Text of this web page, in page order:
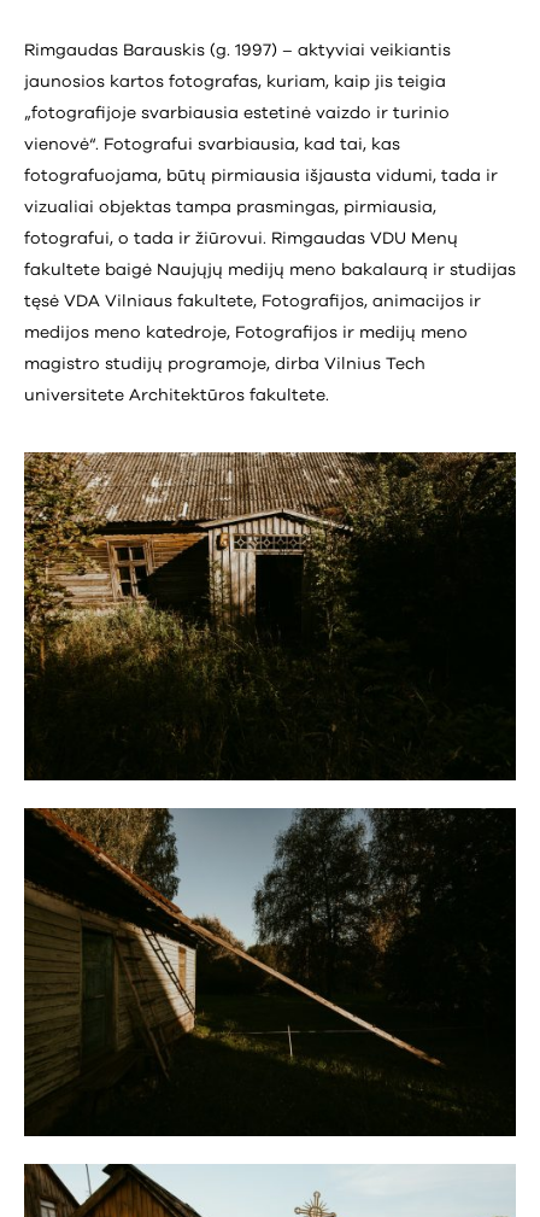
Rimgaudas Barauskis (g. 1997) – aktyviai veikiantis
jaunosios kartos fotografas, kuriam, kaip jis teigia
„fotografijoje svarbiausia estetinė vaizdo ir turinio
vienovė“. Fotografui svarbiausia, kad tai, kas
fotografuojama, būtų pirmiausia išjausta vidumi, tada ir
vizualiai objektas tampa prasmingas, pirmiausia,
fotografui, o tada ir žiūrovui. Rimgaudas VDU Menų
fakultete baigė Naujųjų medijų meno bakalaurą ir studijas
tęsė VDA Vilniaus fakultete, Fotografijos, animacijos ir
medijos meno katedroje, Fotografijos ir medijų meno
magistro studijų programoje, dirba Vilnius Tech
universitete Architektūros fakultete.